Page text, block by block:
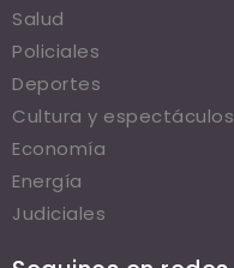
Salud
Policiales
Deportes
Cultura y espectáculos
Economía
Energía
Judiciales